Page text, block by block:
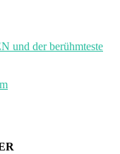
der berühmteste